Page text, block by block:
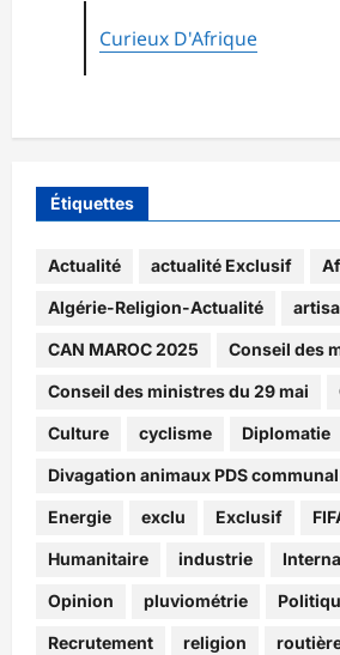
Curieux D'Afrique
Étiquettes
Actualité actualité Exclusif
Algérie-Religion-Actualité
CAN MAROC 2025 Conseil des
Conseil des ministres du 29 mai
Culture cyclisme Diplomatie
Divagation animaux PDS communal
Energie exclu Exclusif
Humanitaire industrie
Opinion pluviométrie
Recrutement religion